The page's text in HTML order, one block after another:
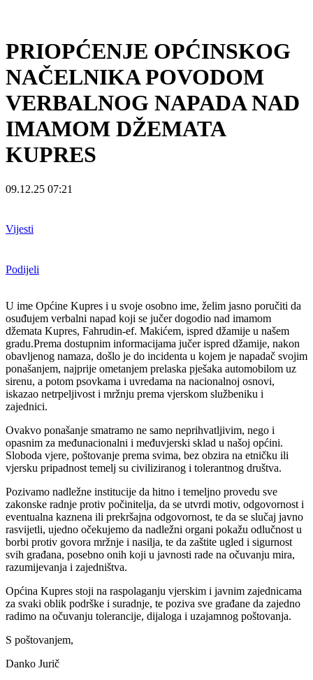
PRIOPĆENJE OPĆINSKOG
NAČELNIKA POVODOM
VERBALNOG NAPADA NAD
IMAMOM DŽEMATA
KUPRES
09.12.25 07:21
Vijesti
Podijeli
U ime Općine Kupres i u svoje osobno ime, želim jasno poručiti da
osuđujem verbalni napad koji se jučer dogodio nad imamom
džemata Kupres, Fahrudin-ef. Makićem, ispred džamije u našem
gradu.Prema dostupnim informacijama jučer ispred džamije, nakon
obavljenog namaza, došlo je do incidenta u kojem je napadač svojim
ponašanjem, najprije ometanjem prelaska pješaka automobilom uz
sirenu, a potom psovkama i uvredama na nacionalnoj osnovi,
iskazao netrpeljivost i mržnju prema vjerskom službeniku i
zajednici.
Ovakvo ponašanje smatramo ne samo neprihvatljivim, nego i
opasnim za međunacionalni i međuvjerski sklad u našoj općini.
Sloboda vjere, poštovanje prema svima, bez obzira na etničku ili
vjersku pripadnost temelj su civiliziranog i tolerantnog društva.
Pozivamo nadležne institucije da hitno i temeljno provedu sve
zakonske radnje protiv počinitelja, da se utvrdi motiv, odgovornost i
eventualna kaznena ili prekršajna odgovornost, te da se slučaj javno
rasvijetli, ujedno očekujemo da nadležni organi pokažu odlučnost u
borbi protiv govora mržnje i nasilja, te da zaštite ugled i sigurnost
svih građana, posebno onih koji u javnosti rade na očuvanju mira,
razumijevanja i zajedništva.
Općina Kupres stoji na raspolaganju vjerskim i javnim zajednicama
za svaki oblik podrške i suradnje, te poziva sve građane da zajedno
radimo na očuvanju tolerancije, dijaloga i uzajamnog poštovanja.
S poštovanjem,
Danko Jurič